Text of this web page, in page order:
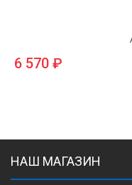
6 570 ₽
НАШ МАГАЗИН